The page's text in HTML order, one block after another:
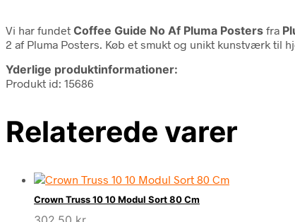
Vi har fundet Coffee Guide No Af Pluma Posters fra
2 af Pluma Posters. Køb et smukt og unikt kunstværk til
Yderlige produktinformationer:
Produkt id: 15686
Relaterede varer
Crown Truss 10 10 Modul Sort 80 Cm